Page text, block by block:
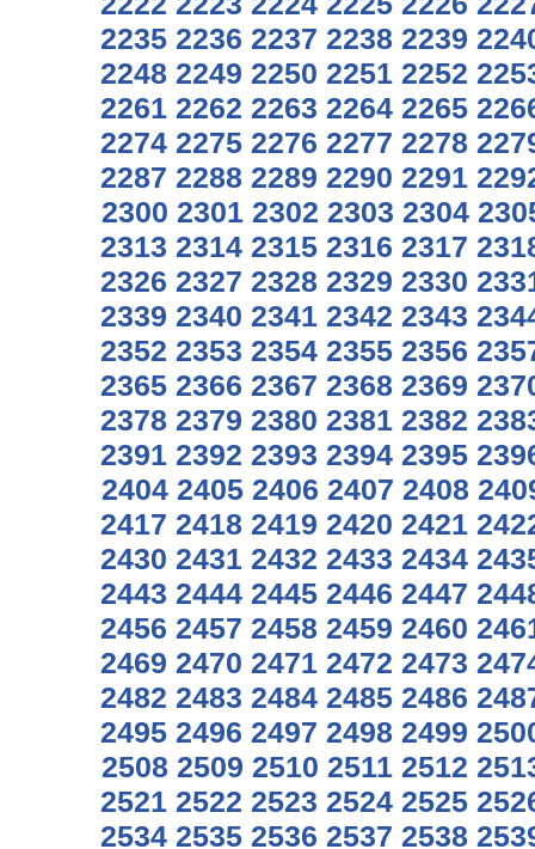
2235 2236 2237 2238 2239
2248 2249 2250 2251 2252
2261 2262 2263 2264 2265
2274 2275 2276 2277 2278
2287 2288 2289 2290 2291
2300 2301 2302 2303 2304
2313 2314 2315 2316 2317
2326 2327 2328 2329 2330
2339 2340 2341 2342 2343
2352 2353 2354 2355 2356
2365 2366 2367 2368 2369
2378 2379 2380 2381 2382
2391 2392 2393 2394 2395
2404 2405 2406 2407 2408
2417 2418 2419 2420 2421
2430 2431 2432 2433 2434
2443 2444 2445 2446 2447
2456 2457 2458 2459 2460
2469 2470 2471 2472 2473
2482 2483 2484 2485 2486
2495 2496 2497 2498 2499
2508 2509 2510 2511 2512
2521 2522 2523 2524 2525
2534 2535 2536 2537 2538